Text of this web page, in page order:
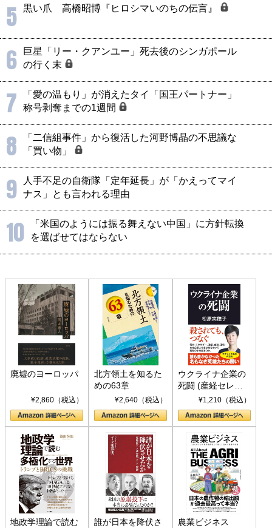
5 黒い爪 高橋昭博『ヒロシマいのちの伝言』
6
巨星「リー・クアンユー」死去後のシンガポール
の行く末
7
「愛の温もり」が消えたタイ「国王パートナー」
称号剥奪までの1週間
8
「二信組事件」から復活した河野博晶の不思議な
「買い物」
9
人手不足の自衛隊「定年延長」が「かえってマイ
ナス」とも言われる理由
10
「米国のようには振る舞えない中国」に方針転換
を選ばせてはならない
廃墟のヨーロッパ
¥2,860（税込）
北方領土を知るた
めの63章
¥2,640（税込）
ウクライナ企業の
死闘 (産経セレク
ト S 039)¥1,210（税込）
地政学理論で読む
誰が日本を降伏さ
農業ビジネス